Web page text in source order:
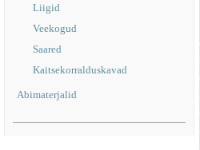
Liigid
Veekogud
Saared
Kaitsekorralduskavad
Abimaterjalid